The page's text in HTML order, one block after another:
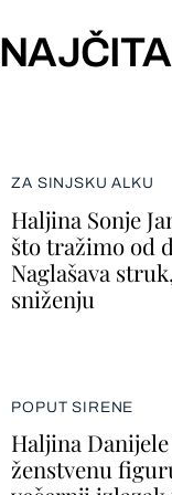
ZA SINJSKU ALKU
Haljina Sonje
što tražimo od
Naglašava
sniženju
POPUT SIRENE
Haljina
ženstvenu